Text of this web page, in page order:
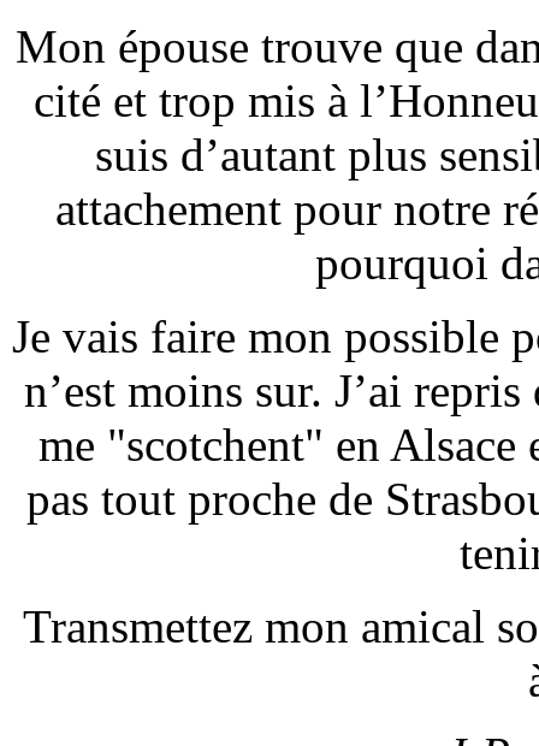
Mon épouse trouve que
cité et trop mis à
suis d’autant plus
attachement pour notre
pourquoi
Je vais faire mon possible
n’est moins sur. J’ai
me "scotchent" en Alsace
pas tout proche de
Transmettez mon amical